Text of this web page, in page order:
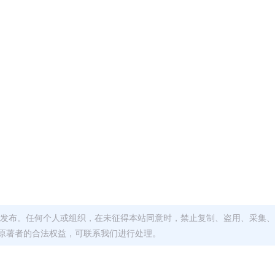
布。任何个人或组织，在未征得本站同意时，禁止复制、盗用、采集
者的合法权益，可联系我们进行处理。